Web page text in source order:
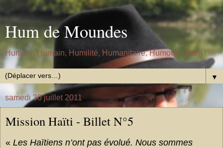
Hum de Moundes
Humeur, Humain, Humilité, Humanitaire, Humour... Hum !
▼
samedi 30 juillet 2011
Mission Haïti - Billet N°5
« Les Haïtiens n’ont pas évolué. Nous sommes